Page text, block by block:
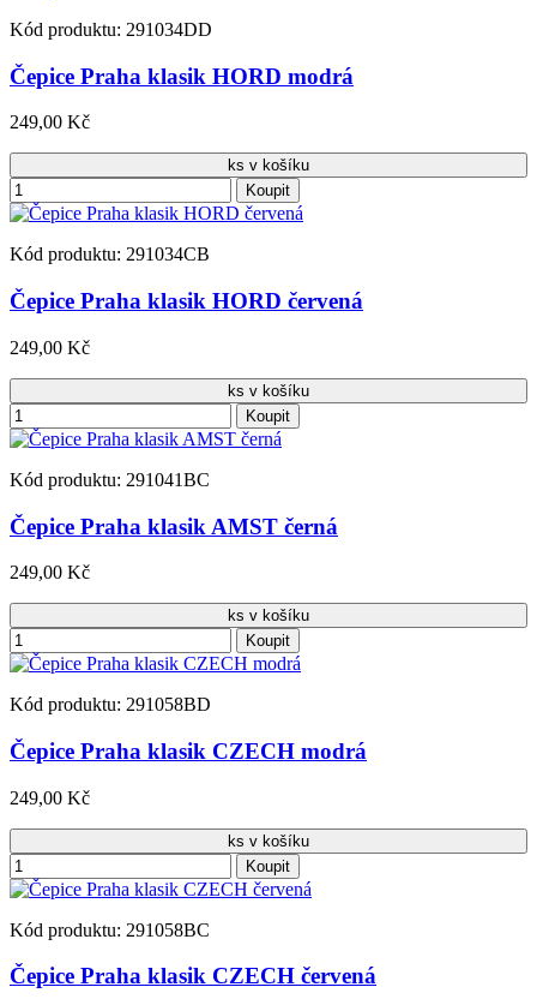
Kód produktu: 291034DD
Čepice Praha klasik HORD modrá
249,00 Kč
ks v košíku
Koupit
Kód produktu: 291034CB
Čepice Praha klasik HORD červená
249,00 Kč
ks v košíku
Koupit
Kód produktu: 291041BC
Čepice Praha klasik AMST černá
249,00 Kč
ks v košíku
Koupit
Kód produktu: 291058BD
Čepice Praha klasik CZECH modrá
249,00 Kč
ks v košíku
Koupit
Kód produktu: 291058BC
Čepice Praha klasik CZECH červená